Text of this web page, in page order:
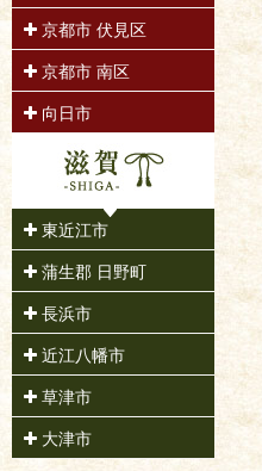
京都市 伏見区
京都市 南区
向日市
東近江市
蒲生郡 日野町
長浜市
近江八幡市
草津市
大津市